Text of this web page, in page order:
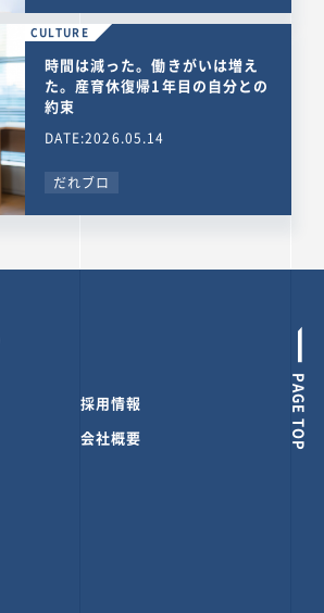
CULTURE
時間は減った。働きがいは増え
た。産育休復帰1年目の自分との
約束
DATE:2026.05.14
だれブロ
PAGE TOP
採用情報
会社概要